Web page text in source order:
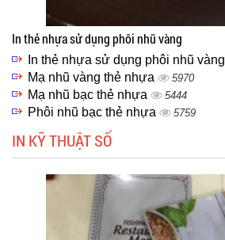
In thẻ nhựa sử dụng phôi nhũ vàng
In thẻ nhựa sử dụng phôi nhũ vàng
Mạ nhũ vàng thẻ nhựa 5970
Mạ nhũ bạc thẻ nhựa 5444
Phôi nhũ bạc thẻ nhựa 5759
IN KỸ THUẬT SỐ